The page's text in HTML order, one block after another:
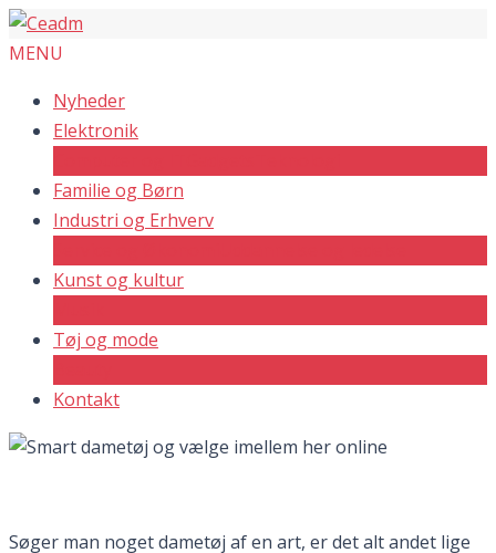
MENU
Nyheder
Elektronik
Familie og Børn
Industri og Erhverv
Kunst og kultur
Tøj og mode
Kontakt
Søger man noget dametøj af en art, er det alt andet lige